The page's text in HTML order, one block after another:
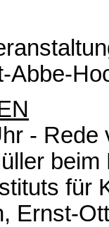
Abbe-
-
für
Ernst-